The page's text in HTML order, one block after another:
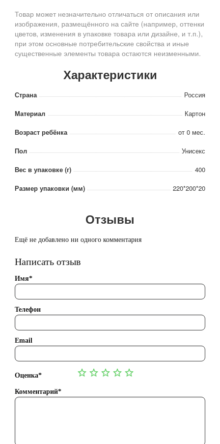
Товар может незначительно отличаться от описания или
изображения, размещённого на сайте (например, оттенки
цветов, изменения в упаковке товара или дизайне, и т.п.),
при этом основные потребительские свойства и иные
существенные элементы товара остаются неизменными.
Характеристики
Страна
Россия
Материал
Картон
Возраст ребёнка
от 0 мес.
Пол
Унисекс
Вес в упаковке (г)
400
Размер упаковки (мм)
220*200*20
Отзывы
Ещё не добавлено ни одного комментария
Написать отзыв
Имя*
Телефон
Email
Оценка*
Комментарий*